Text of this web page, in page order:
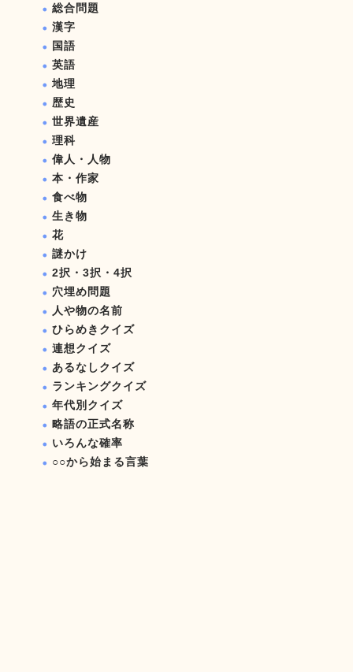
総合問題
漢字
国語
英語
地理
歴史
世界遺産
理科
偉人・人物
本・作家
食べ物
生き物
花
謎かけ
2択・3択・4択
穴埋め問題
人や物の名前
ひらめきクイズ
連想クイズ
あるなしクイズ
ランキングクイズ
年代別クイズ
略語の正式名称
いろんな確率
○○から始まる言葉